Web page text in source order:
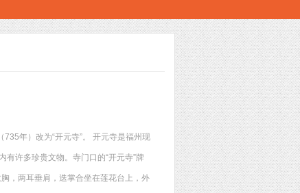
年）改为“开元寺”。 开元寺是福州现
许多珍贵文物。寺门口的“开元寺”牌
，两耳垂肩，迭掌合坐在莲花台上，外